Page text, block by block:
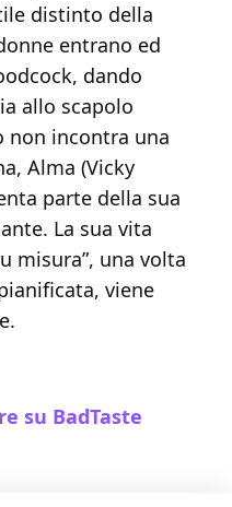
distinto della
entrano ed
dando
allo scapolo
non incontra una
Alma (Vicky
parte della sua
La sua vita
misura”, una volta
viene
su BadTaste